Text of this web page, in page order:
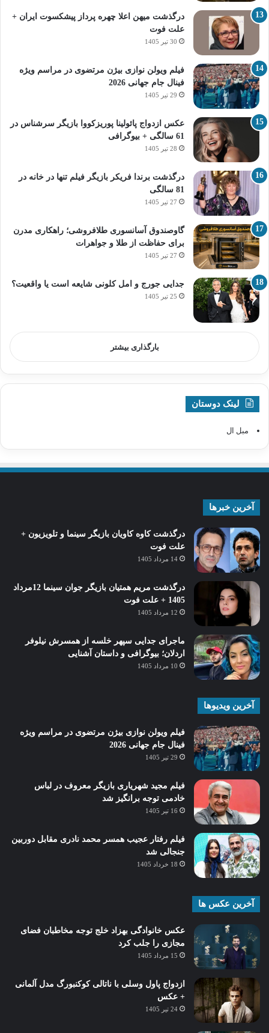
درگذشت میهن اعلا چهره پرداز پیشکسوت ایران +
علت فوت
30 تیر 1405
فیلم ویولن نوازی بیژن مرتضوی در مراسم ویژه
فینال جام جهانی 2026
29 تیر 1405
عکس ازدواج پائولینا پوریزکووا بازیگر سرشناس در
61 سالگی + بیوگرافی
28 تیر 1405
درگذشت برندا فریکر بازیگر فیلم تنها در خانه در
81 سالگی
27 تیر 1405
گاوصندوق آسانسوری طلافروشی؛ راهکاری مدرن
برای حفاظت از طلا و جواهرات
27 تیر 1405
جدایی جورج و امل کلونی شایعه است یا واقعیت؟
25 تیر 1405
بارگذاری بیشتر
لینک دوستان
مبل ال
آخرین خبرها
درگذشت کاوه کاویان بازیگر سینما و تلویزیون +
علت فوت
14 مرداد 1405
درگذشت مریم همتیان بازیگر جوان سینما 12مرداد
1405 + علت فوت
12 مرداد 1405
ماجرای جدایی سپهر خلسه از همسرش نیلوفر
اردلان؛ بیوگرافی و داستان آشنایی
10 مرداد 1405
آخرین ویدیوها
فیلم ویولن نوازی بیژن مرتضوی در مراسم ویژه
فینال جام جهانی 2026
29 تیر 1405
فیلم مجید شهریاری بازیگر معروف در لباس
خادمی توجه برانگیز شد
16 تیر 1405
فیلم رفتار عجیب همسر محمد نادری مقابل دوربین
جنجالی شد
18 خرداد 1405
آخرین عکس ها
عکس خانوادگی بهزاد خلج توجه مخاطبان فضای
مجازی را جلب کرد
15 مرداد 1405
ازدواج پاول وسلی با ناتالی کوکنبورگ مدل آلمانی
+ عکس
24 تیر 1405